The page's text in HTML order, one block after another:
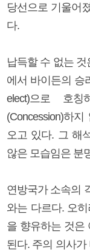
당선으로 기울어
다.
납득할 수 없는
에서 바이든의 승
elect)으로 호
(Concession)하
오고 있다. 그 해
않은 모습임은 분
연방국가 소속의
와는 다르다. 오
을 향유하는 것은
된다. 주의 의사